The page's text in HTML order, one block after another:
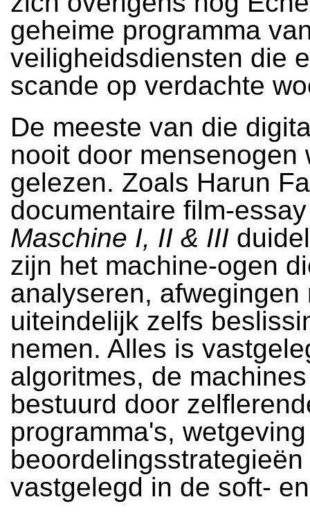
geheime programma
veiligheidsdiensten die
scande op verdachte
De meeste van die
nooit door mensenogen
gelezen. Zoals Harun
documentaire film-
Maschine I, II & III
zijn het machine-ogen
analyseren, afwegingen
uiteindelijk zelfs
nemen. Alles is
algoritmes, de
bestuurd door
programma's,
vastgelegd in de soft-